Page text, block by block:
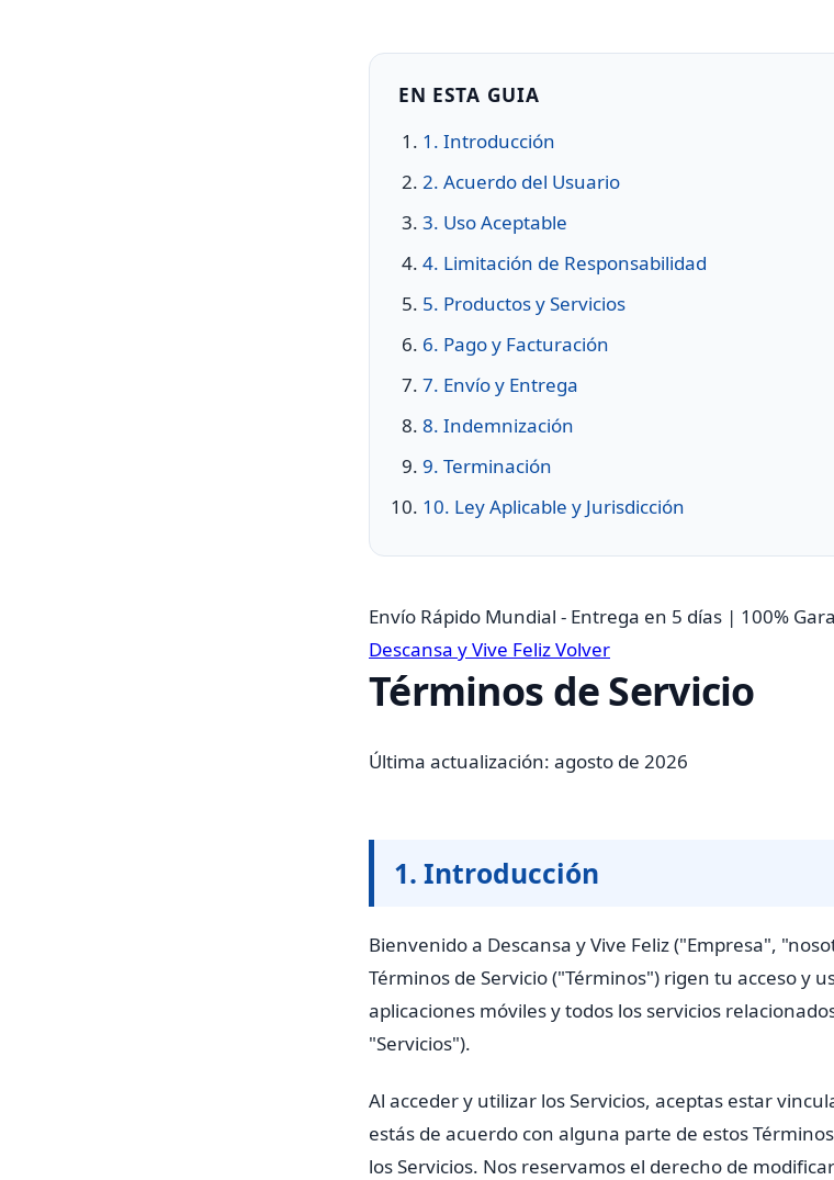
EN ESTA GUIA
1. Introducción
2. Acuerdo del Usuario
3. Uso Aceptable
4. Limitación de Responsabilidad
5. Productos y Servicios
6. Pago y Facturación
7. Envío y Entrega
8. Indemnización
9. Terminación
10. Ley Aplicable y Jurisdicción
Envío Rápido Mundial - Entrega en 5 días | 100%
Descansa y Vive FelizVolver
Términos de Servicio
Última actualización: agosto de 2026
1. Introducción
Bienvenido a Descansa y Vive Feliz ("Empresa",
Términos de Servicio ("Términos") rigen tu acceso y
aplicaciones móviles y todos los servicios
"Servicios").
Al acceder y utilizar los Servicios, aceptas estar
estás de acuerdo con alguna parte de estos
los Servicios. Nos reservamos el derecho de